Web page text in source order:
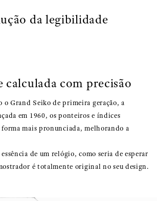
da legibilidade
com precisão
o Grand Seiko de primeira geração, a
em 1960, os ponteiros e índices
mais pronunciada, melhorando a
de um relógio, como seria de esperar
é totalmente original no seu design.